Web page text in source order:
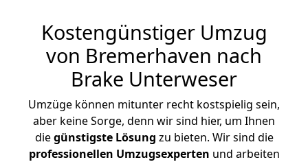
Kostengünstiger Umzug
von Bremerhaven nach
Brake Unterweser
Umzüge können mitunter recht kostspielig sein,
aber keine Sorge, denn wir sind hier, um Ihnen
diegünstigste Lösung zu bieten. Wir sind die
professionellen Umzugsexperten und arbeiten